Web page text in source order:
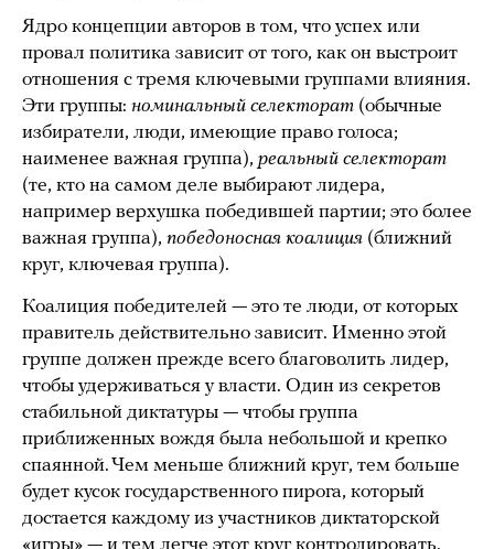
Ядро концепции авторов в том, что успех или
провал политика зависит от того, как он выстроит
отношения с тремя ключевыми группами влияния.
Эти группы: номинальный селекторат (обычные
избиратели, люди, имеющие право голоса;
наименее важная группа), реальный селекторат
(те, кто на самом деле выбирают лидера,
например верхушка победившей партии; это более
важная группа), победоносная коалиция (ближний
круг, ключевая группа).
Коалиция победителей — это те люди, от которых
правитель действительно зависит. Именно этой
группе должен прежде всего благоволить лидер,
чтобы удерживаться у власти. Один из секретов
стабильной диктатуры — чтобы группа
приближенных вождя была небольшой и крепко
спаянной. Чем меньше ближний круг, тем больше
будет кусок государственного пирога, который
достается каждому из участников диктаторской